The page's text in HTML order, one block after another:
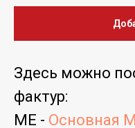
Здесь можно
фактур:
ME - Основная